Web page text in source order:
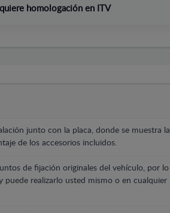
homologación en ITV
junto con la placa, donde se muestra la
de los accesorios incluidos.
de fijación originales del vehículo, por lo
puede realizarlo usted mismo o en cualquier